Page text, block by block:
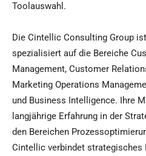
Toolauswahl.
Die Cintellic Consulting Group
spezialisiert auf die Bereiche
Management, Customer
Marketing Operations
und Business Intelligence. Ihre
langjährige Erfahrung in der
den Bereichen
Cintellic verbindet strategisches